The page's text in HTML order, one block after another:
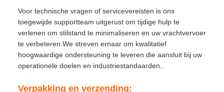
Voor technische vragen of servicevereisten is ons
toegewijde supportteam uitgerust om tijdige hulp te
verlenen om stilstand te minimaliseren en uw vrachtvervoer
te verbeteren.We streven ernaar om kwalitatief
hoogwaardige ondersteuning te leveren die aansluit bij uw
operationele doelen en industriestandaarden..
Verpakking en verzending: